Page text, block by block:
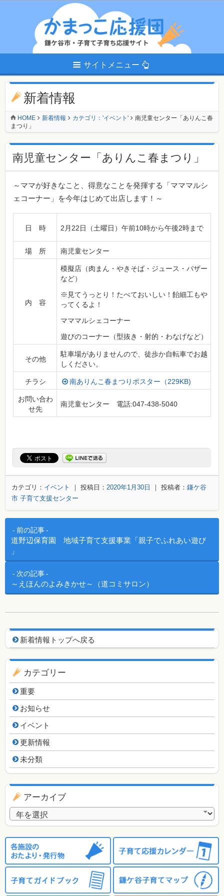
サイトメニュー
新着情報
HOME 新着情報 カテゴリ：'イベント'
南児童センター「ありんこ春
まつり」
南児童センター「ありんこ春まつり」
～ママが好きなこと、得意なことを発揮する「マママルシ
ェコーナー」を今年はじめて出店します！～
日 時 2月22日（土曜日）午前10時から午後2時まで
場 所 南児童センター
内 容
模擬店（肉まん・やきそば・ジュース・バザー
など）
※見てうっとり！たべておいしい！飴細工もや
ってくるよ！
マママルシェコーナー
遊びのコーナー（型抜き・射的・わなげなど）
その他
駐車場がありませんので、徒歩か自転車でお越
しください。
チラシ 南ありんこ春まつりポスター（229KB)
お問い合わ
せ先
南児童センター 電話:047-438-5040
カテゴリ： イベント ｜ 投稿日： 2020年1月30日 ｜ 投稿者： 鎌ケ谷
市 子育て支援センター
投稿ナビゲーション
前の記事
道野辺保育園 地域子育て支援事業「親子でふれあい遊び
」
次の記事
～えほんのよみきかせ～（道コミサロン）
新着情報用ナビゲーション
新着情報トップへ戻る
カテゴリー
重要
お知らせ
イベント
更新情報
未分類
アーカイブ
アーカイブ